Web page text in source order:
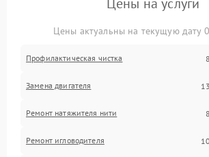
Цены актуальны на текущую дату
Профилактическая чистка
Замена двигателя
Ремонт натяжителя нити
Ремонт игловодителя